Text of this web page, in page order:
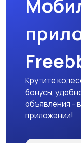
Крутите
бонусы,
объявления -
приложении!